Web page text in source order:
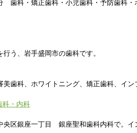
歯科・矯正歯科・小児歯科・予防歯科・
う、岩手盛岡市の歯科です。
歯科、ホワイトニング、矯正歯科、イ
科・内科
央区銀座一丁目 銀座聖和歯科内科で。